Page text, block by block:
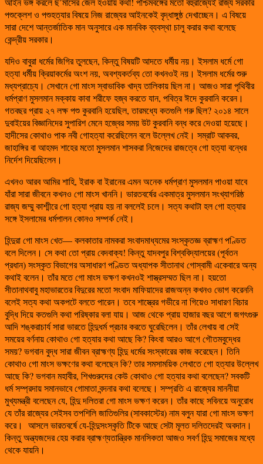
পশুক্লেশ ও পশুহত্যার বিষয়ে নিজ রাজ্যের আইনকেই বৃদ্ধাঙ্গুষ্ঠ দেখাচ্ছেন। এ বিষয়ে
সারা দেশে আন্তর্জাতিক মান অনুসারে এক মানবিক ব্যবস্থা চালু করার কথা বলেছে
কেন্দ্রীয় সরকার।
যদিও বাবুরা ধর্মের জিগির তুলছেন, কিন্তু বিষয়টি আদতে ধর্মীয় নয়। ইসলাম ধর্মে গো
হত্যা ধর্মীয় ক্রিয়াকর্মের অংশ নয়, অবশ্যকর্তব্য তো কখনওই নয়। ইসলাম ধর্মের শুরু
মধ্যপ্রাচ্যে। সেখানে গো মাংস স্বাভাবিক খাদ্য তালিকায় ছিল না। আজও সারা পৃথিবীর
ধর্মপ্রাণ মুসলমান মক্কায় কাবা শরীফে হজ্ব করতে যান, পবিত্র ঈদে কুরবানি করেন।
গতবছর প্রায় ২৭ লক্ষ পশু কুরবানি হয়েছিল, তারমধ্যে কতগুলি গরু ছিল? ২০১৪ সালে
দুবাইয়ের বিজ্ঞানিদের সুপারিশ মেনে হজ্বের সময় উট কুরবানি বন্ধ করে দেওয়া হয়েছে।
হাদীসের কোথাও পাক নবী গোহত্যা করেছিলেন বলে উল্লেখ নেই। সম্রাট আকবর,
জাহাঙ্গির বা আহমদ শাহের মতো মুসলমান শাসকরা নিজেদের রাজত্বে গো হত্যা বন্ধের
নির্দেশ দিয়েছিলেন।
এখনও আরব আমির শাহি, ইরাক বা ইরানের এমন অনেক ধর্মপ্রাণ মুসলমান পাওয়া যাবে
যাঁরা সারা জীবনে কখনও গো মাংস খাননি। ভারতবর্ষের একমাত্র মুসলমান সংখ্যাগরিষ্ঠ
রাজ্য জম্মু কাশ্মীরে গো হত্যা প্রায় হয় না বললেই চলে। সত্য কথাটা হল গো হত্যার
সঙ্গে ইসলামের ধর্মপালন কোনও সম্পর্ক নেই।
হিন্দুরা গো মাংস খেত— কলকাতার নামকরা সংবাদমাধ্যমের সংস্কৃতজ্ঞ ব্রাহ্মণ পণ্ডিত
বলে দিলেন। সে কথা তো প্রায় বেদবাক্য! কিন্তু যাদবপুর বিশ্ববিদ্যালয়ের (পূর্বতন
প্রধান) সংস্কৃত বিভাগের অসাধারণ পণ্ডিত অধ্যাপক সীতানাথ গোস্বামী একেবারে অন্য
কথাই বলেন। তাঁর মতে গো মাংস ভক্ষণ কখনওই শাস্ত্রসম্মত ছিল না। হয়তো
সীতানাথবাবু মহাভারতের বিদুরের মতো সংবাদ মাফিয়াদের রাজঅন্ন কখনও ভোগ করেননি
বলেই সত্য কথা অকপটে বলতে পারেন। তবে শাস্ত্রের গভীরে না গিয়েও সাধারণ বিচার
বুদ্ধি দিয়ে কতগুলি কথা পরিষ্কার বলা যায়। আজ থেকে প্রায় হাজার বছর আগে জগৎগুরু
আদি শঙ্করাচার্য সারা ভারতে হিন্দুধর্ম প্রচার করতে ঘুরেছিলেন। তাঁর লেখায় বা সেই
সময়ের বর্ণনায় কোথাও গো হত্যার কথা আছে কি? কিংবা আরও আগে গৌতমবুদ্ধের
সময়? ভগবান বুদ্ধ সারা জীবন ব্রাহ্মণ্য হিন্দু ধর্মের সংস্কারের কাজ করেছেন। তিনি
কোথাও গো মাংস ভক্ষণের কথা বলেছেন কি? তার সমসাময়িক লেখাতে গো হত্যার উল্লেখ
আছে কি? ভগবান মহাবীর, শিখগুরুদের কেউ কোথাও গো হত্যার কথা বলেছেন? সবকটি
ধর্ম সম্প্রদায় সমানভাবে গোমাতা বন্দনার কথা বলেছে। সম্প্রতি এ রাজ্যের মাননীয়া
মুখ্যমন্ত্রী বলেছেন যে, হিন্দু দলিতরা গো মাংস ভক্ষণ করেন। তাঁর কাছে সবিনয়ে অনুরোধ
যে তাঁর রাজ্যের সেইসব তপশিলি জাতিগুলির (সাবকাস্টের) নাম বলুন যারা গো মাংস ভক্ষণ
করে। আসলে ভারতবর্ষে যে-হিন্দুসংস্কৃতি টিকে আছে সেটা মূলত দলিতদেরই অবদান।
কিন্তু অন্ত্যজদের হেয় করার ব্রাহ্মণ্যতান্ত্রিক মানসিকতা আজও সবর্ণ হিন্দু সমাজের মধ্যে
থেকে যায়নি।